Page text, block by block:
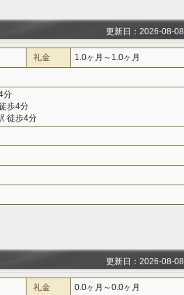
更新日：2026-08-08
礼金
1.0ヶ月～1.0ヶ月
分
歩4分
徒歩4分
更新日：2026-08-08
礼金
0.0ヶ月～0.0ヶ月